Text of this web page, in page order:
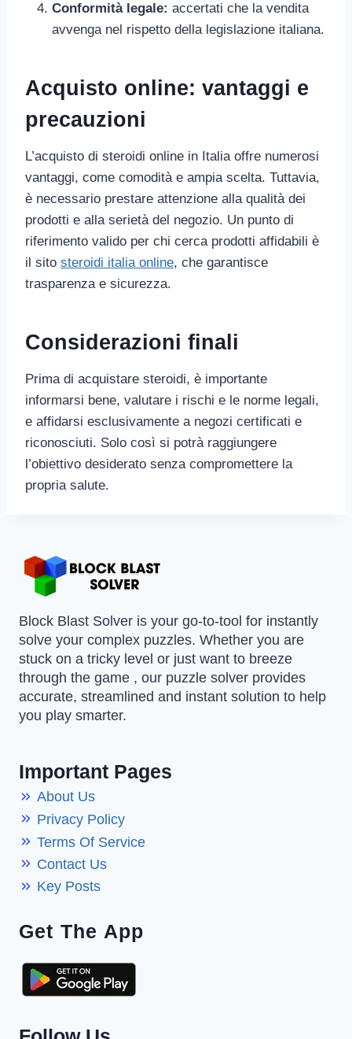
Conformità legale: accertati che la vendita
avvenga nel rispetto della legislazione italiana.
Acquisto online: vantaggi e
precauzioni
L’acquisto di steroidi online in Italia offre numerosi
vantaggi, come comodità e ampia scelta. Tuttavia,
è necessario prestare attenzione alla qualità dei
prodotti e alla serietà del negozio. Un punto di
riferimento valido per chi cerca prodotti affidabili è
il sito steroidi italia online, che garantisce
trasparenza e sicurezza.
Considerazioni finali
Prima di acquistare steroidi, è importante
informarsi bene, valutare i rischi e le norme legali,
e affidarsi esclusivamente a negozi certificati e
riconosciuti. Solo così si potrà raggiungere
l’obiettivo desiderato senza compromettere la
propria salute.
Block Blast Solver is your go-to-tool for instantly
solve your complex puzzles. Whether you are
stuck on a tricky level or just want to breeze
through the game , our puzzle solver provides
accurate, streamlined and instant solution to help
you play smarter.
Important Pages
About Us
Privacy Policy
Terms Of Service
Contact Us
Key Posts
Get The App